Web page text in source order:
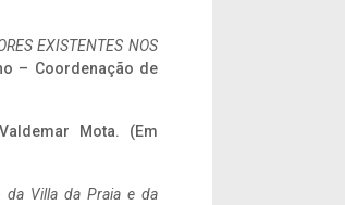
EXISTENTES NOS
– Coordenação de
Mota. (Em
da Villa da Praia e da